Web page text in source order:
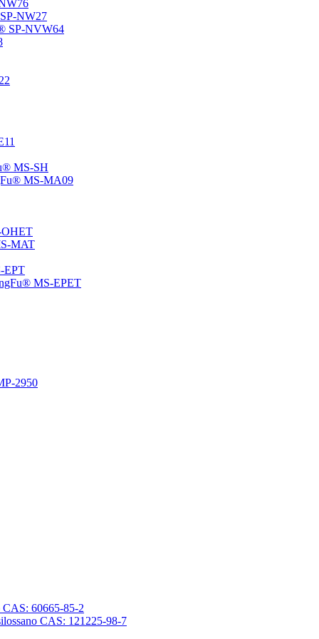
NW27
SP-NVW64
MS-SH
MS-MA09
OHET
MAT
EPT
MS-EPET
2950
CAS: 60665-85-2
CAS: 121225-98-7